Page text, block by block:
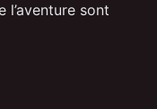
sont